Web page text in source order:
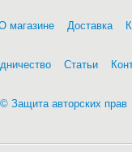
магазине Доставка
Статьи
© Защита авторских прав